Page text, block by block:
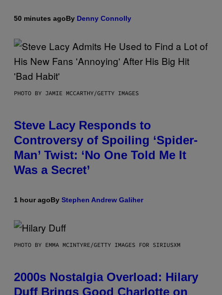
50 minutes agoBy Denny Connolly
PHOTO BY JAMIE MCCARTHY/GETTY IMAGES
Steve Lacy Responds to
Controversy of Spoiling ‘Spider-
Man’ Twist: ‘No One Told Me It
Was a Secret’
1 hour agoBy Stephen Andrew Galiher
PHOTO BY EMMA MCINTYRE/GETTY IMAGES FOR SIRIUSXM
2000s Nostalgia Overload: Hilary
Duff Brings Good Charlotte on